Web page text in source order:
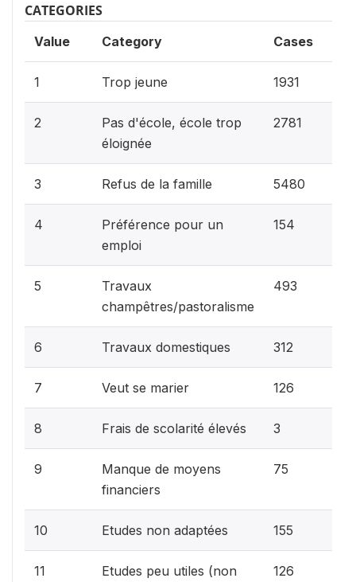
CATEGORIES
Value Category Cases
1 Trop jeune 1931
2
Pas d'école, école trop
éloignée
2781
3 Refus de la famille 5480
4
Préférence pour un
emploi
154
5
Travaux
champêtres/pastoralisme
493
6 Travaux domestiques 312
7 Veut se marier 126
8 Frais de scolarité élevés 3
9
Manque de moyens
financiers
75
10 Etudes non adaptées 155
11
Etudes peu utiles (non
126